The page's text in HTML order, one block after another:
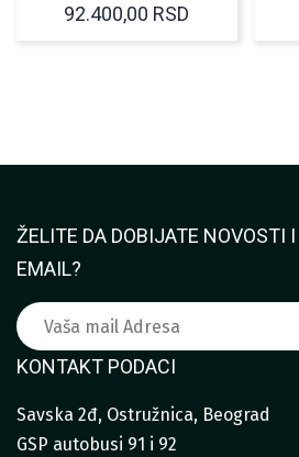
92.400,00 RSD
ŽELITE DA DOBIJATE NOVOSTI
EMAIL?
KONTAKT PODACI
Savska 2đ, Ostružnica, Beograd
GSP autobusi 91 i 92